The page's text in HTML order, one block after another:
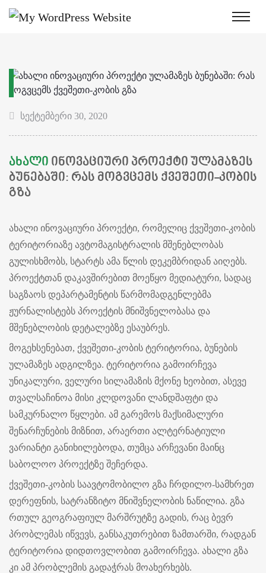
სექტემბერი 30, 2020
ᲐᲮᲐᲚᲘ ᲘᲜᲝᲕᲐᲪᲘᲣᲠᲘ ᲞᲠᲝᲔᲥᲢᲘ ᲣᲚᲐᲛᲐᲖᲔᲡ
ᲑᲣᲜᲔᲑᲐᲨᲘ: ᲠᲐᲡ ᲛᲝᲒᲕᲪᲔᲛᲡ ᲥᲕᲔᲨᲔᲗᲘ-ᲙᲝᲑᲘᲡ
ᲒᲖᲐ
ახალი ინოვაციური პროექტი, რომელიც ქვეშეთი-კობის
ტერიტორიაზე ავტომაგისტრალის მშენებლობას
გულისხმობს, სტარტს ამა წლის დეკემბრიდან აიღებს.
პროექტთან დაკავშირებით მოეწყო მედიატური, სადაც
საგზაოს დეპარტამენტის წარმომადგენლებმა
ჟურნალისტებს პროექტის მნიშვნელობასა და
მშენებლობის დეტალებზე ესაუბრეს.
მოგეხსენებათ, ქვეშეთი-კობის ტერიტორია, ბუნების
ულამაზეს ადგილზეა. ტერიტორია გამოირჩევა
უნიკალური, ველური სილამაზის მქონე ხეობით, ასევე
თვალსაჩინოა მისი კლდოვანი ლანდშაფტი და
სამკურნალო წყლები. ამ გარემოს მაქსიმალური
შენარჩუნების მიზნით, არაერთი ალტერნატიული
ვარიანტი განიხილებოდა, თუმცა არჩევანი მაინც
საბოლოო პროექტზე შეჩერდა.
ქვეშეთი-კობის საავტომობილო გზა ჩრდილო-სამხრეთ
დერეფნის, სატრანზიტო მნიშვნელობის ნაწილია. გზა
რთულ გეოგრაფიულ მარშრუტზე გადის, რაც ბევრ
პრობლემას იწვევს, განსაკუთრებით ზამთარში, რადგან
ტერიტორია დიდთოვლობით გამოირჩევა. ახალი გზა
კი ამ პრობლემის გადაჭრას მოახერხებს.